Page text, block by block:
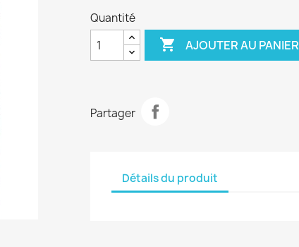
Quantité
 AJOUTER AU PANIER
Partager
Détails du produit